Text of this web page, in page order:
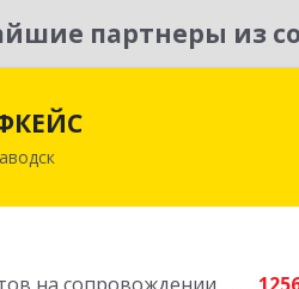
партнеры из
Карелия Респ, Петрозаводск г,